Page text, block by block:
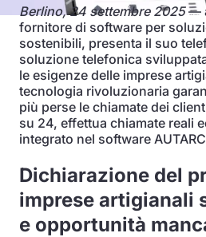
Berlino, 24 settembre 2025—
fornitore di software per
sostenibili, presenta il suo
soluzione telefonica
le esigenze delle imprese
tecnologia rivoluzionaria
più perse le chiamate dei
su 24, effettua chiamate reali
integrato nel software
Dichiarazione del
imprese artigianali
e opportunità